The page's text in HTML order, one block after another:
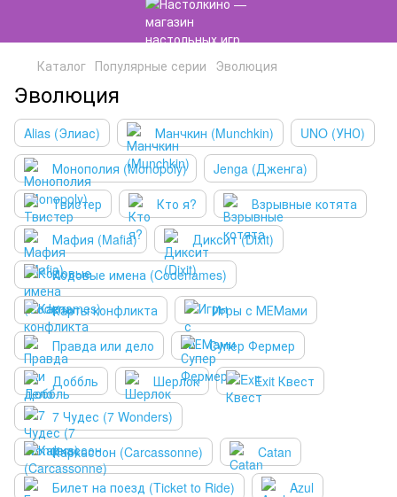
Каталог Популярные серии Эволюция
Эволюция
Alias (Элиас) Манчкин (Munchkin)
UNO (УНО)
Монополия (Monopoly)
Jenga (Дженга)
Твистер
Кто я?
Взрывные котята
Мафия (Mafia)
Диксит (Dixit)
Кодовые имена (Codenames)
Карты конфликта
Игры с МЕМами
Правда или дело
Супер Фермер
Доббль
Шерлок
Exit Квест
7 Чудес (7 Wonders)
Каркассон (Carcassonne)
Catan
Билет на поезд (Ticket to Ride)
Azul